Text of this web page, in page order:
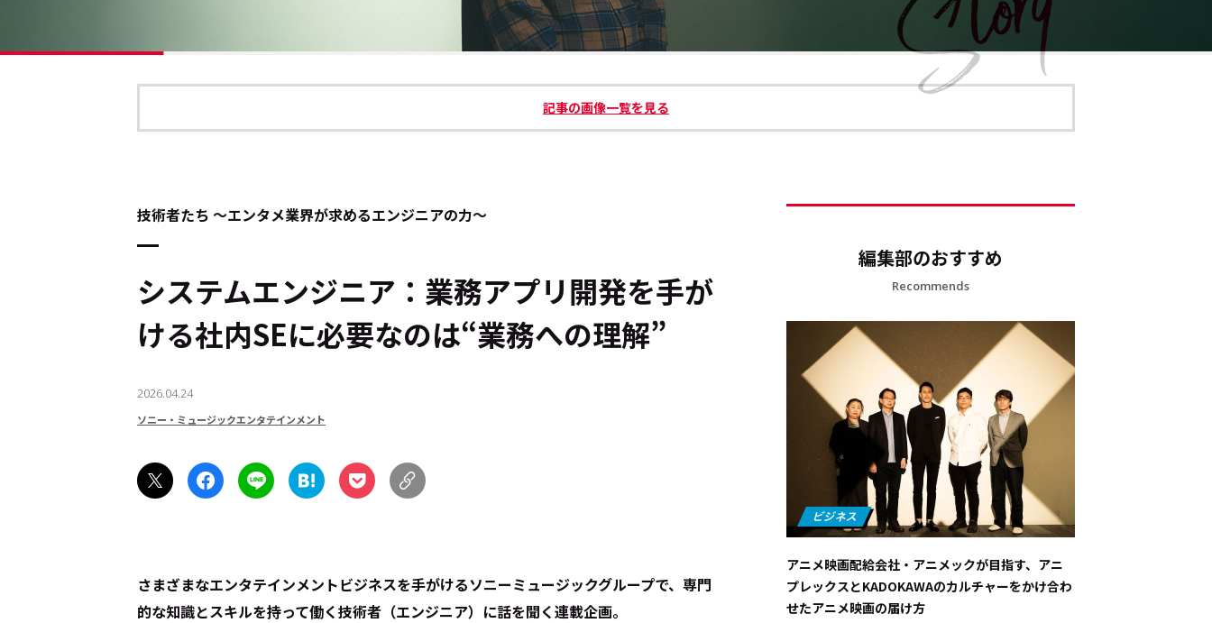
記事の画像一覧を見る
技術者たち ～エンタメ業界が求めるエンジニアの力～
システムエンジニア：業務アプリ開発を手が
ける社内SEに必要なのは“業務への理解”
2026.04.24
ソニー・ミュージックエンタテインメント
さまざまなエンタテインメントビジネスを手がけるソニーミュージックグループで、専門
的な知識とスキルを持って働く技術者（エンジニア）に話を聞く連載企画。
編集部のおすすめ
Recommends
アニメ映画配給会社・アニメックが目指す、アニ
プレックスとKADOKAWAのカルチャーをかけ合わ
せたアニメ映画の届け方